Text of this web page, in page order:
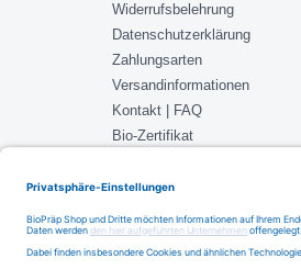
Widerrufsbelehrung
Datenschutzerklärung
Zahlungsarten
Versandinformationen
Kontakt | FAQ
Bio-Zertifikat